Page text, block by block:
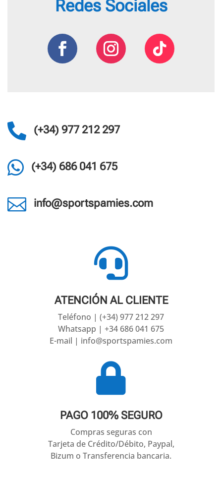
Redes Sociales
 (+34) 977 212 297
 (+34) 686 041 675
 info@sportspamies.com

ATENCIÓN AL CLIENTE
Teléfono | (+34) 977 212 297
Whatsapp | +34 686 041 675
E-mail | info@sportspamies.com

PAGO 100% SEGURO
Compras seguras con
Tarjeta de Crédito/Débito, Paypal,
Bizum o Transferencia bancaria.